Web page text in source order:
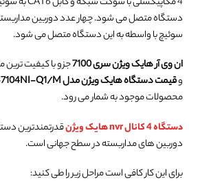
دستگاه متصل می شود. چهار عدد دوربین
سوئیچ با واسطه به این دستگاه متصل می شود.
ان وی آر هایک ویژن سری 7100
جزو با کیفیت
وقیمت دستگاه هایک ویژن مدل DS-7104NI-Q1/M
محصولات موجود به شمار می رود.
دستگاه 4 کانال nvr هایک ویژن
قدرتمندترین
دوربین های مداربسته در سطح جهانی است.
برای این کار کافی است مراحل زیر را طی کنید: